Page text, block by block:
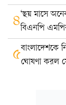
৪‘ছয় মাসে
বিএনপি
৫বাংলাদেশকে
ঘোষণা করল